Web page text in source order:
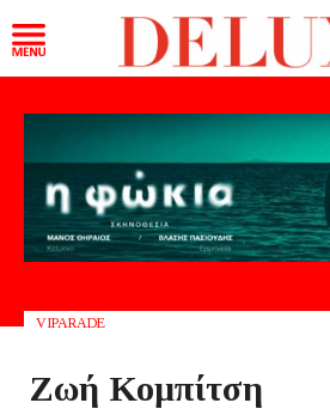
VIPARADE
Ζωή Κομπίτση